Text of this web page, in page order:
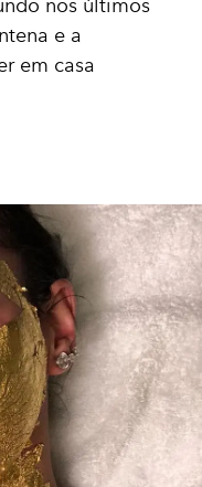
nos últimos
e a
em casa